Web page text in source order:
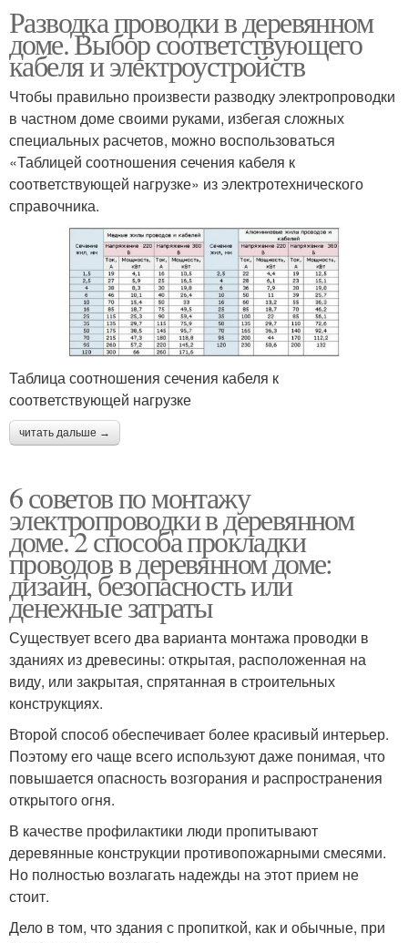
Разводка проводки в деревянном
доме. Выбор соответствующего
кабеля и электроустройств
Чтобы правильно произвести разводку электропроводки
в частном доме своими руками, избегая сложных
специальных расчетов, можно воспользоваться
«Таблицей соотношения сечения кабеля к
соответствующей нагрузке» из электротехнического
справочника.
Таблица соотношения сечения кабеля к
соответствующей нагрузке
читать дальше →
6 советов по монтажу
электропроводки в деревянном
доме. 2 способа прокладки
проводов в деревянном доме:
дизайн, безопасность или
денежные затраты
Существует всего два варианта монтажа проводки в
зданиях из древесины: открытая, расположенная на
виду, или закрытая, спрятанная в строительных
конструкциях.
Второй способ обеспечивает более красивый интерьер.
Поэтому его чаще всего используют даже понимая, что
повышается опасность возгорания и распространения
открытого огня.
В качестве профилактики люди пропитывают
деревянные конструкции противопожарными смесями.
Но полностью возлагать надежды на этот прием не
стоит.
Дело в том, что здания с пропиткой, как и обычные, при